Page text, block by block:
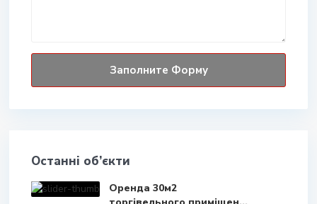
Останні об’єкти
Оренда 30м2